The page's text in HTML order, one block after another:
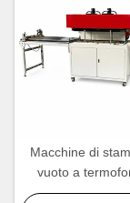
Macchine di
vuoto a
semiautomatica